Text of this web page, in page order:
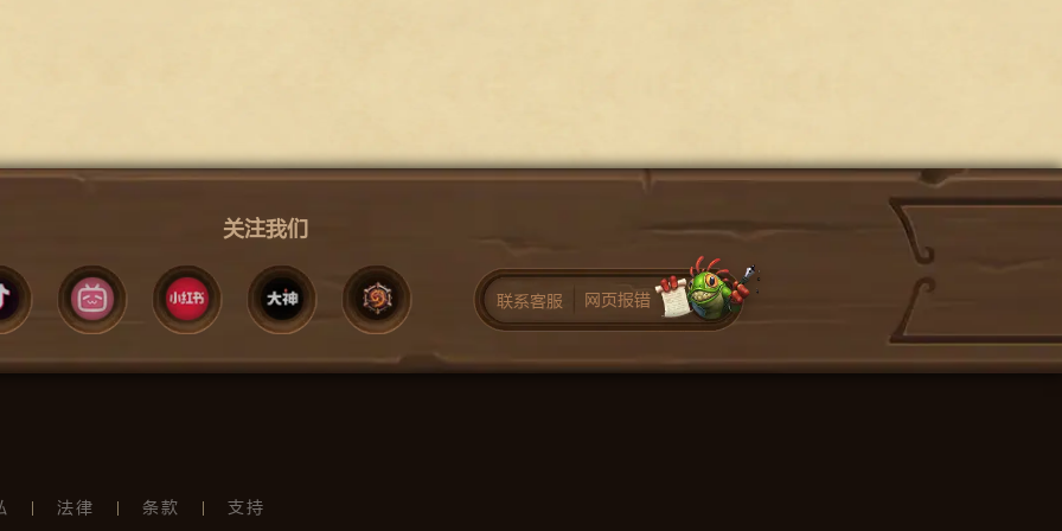
关注我们
联系客服 网页报错
法律 条款 支持